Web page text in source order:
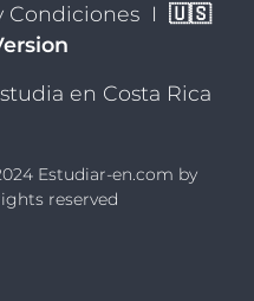
Condiciones I 🇺🇸
en Costa Rica
Estudiar-en.com by
reserved